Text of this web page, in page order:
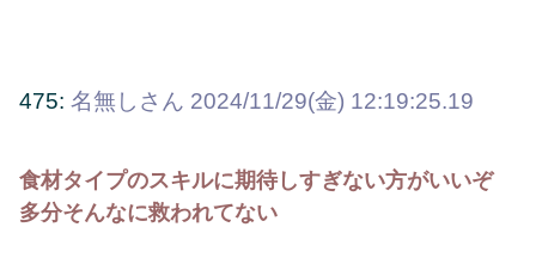
475: 名無しさん 2024/11/29(金) 12:19:25.19
食材タイプのスキルに期待しすぎない方がいいぞ
多分そんなに救われてない